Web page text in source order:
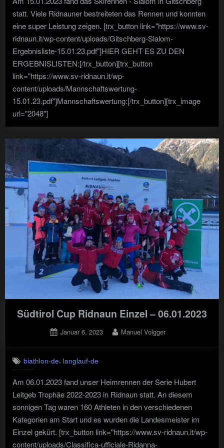
statt. Viele Ridnauner bestreiteten das Rennen und konnten
eine super Leistung zeigen. [trx_button link="https://www.sv-
ridnaun.it/wp-content/uploads/Gitschberg-Slalom-
Ergebnisliste-15.01.23.pdf"]HIER GEHT ES ZU DEN
ERGEBNISLISTEN:[/trx_button][trx_button
link="https://www.sv-ridnaun.it/wp-
content/uploads/Mannschaftswertung-
15.01.23.pdf"]Mannschaftswertung:[/trx_button][trx_image
url="2048"]
Südtirol Cup Ridnaun Einzel – 06.01.2023
Posted
Januar 6, 2023 By
Manuel Volgger
biathlon-de, langlauf-de
Am 06.01.2023 fand unser Heimrennen der Serie Hubert
Leitgeb Trophäe 2022-2023 in Ridnaun statt. An diesem
sonnigen Tag waren 160 Athleten in den verschiedenen
Kategorien am Start und es wurden die Landesmeister im
Einzel gekürt. [trx_button link="https://www.sv-ridnaun.it/wp-
content/uploads/Classifica-ufficiale-Ridanna-